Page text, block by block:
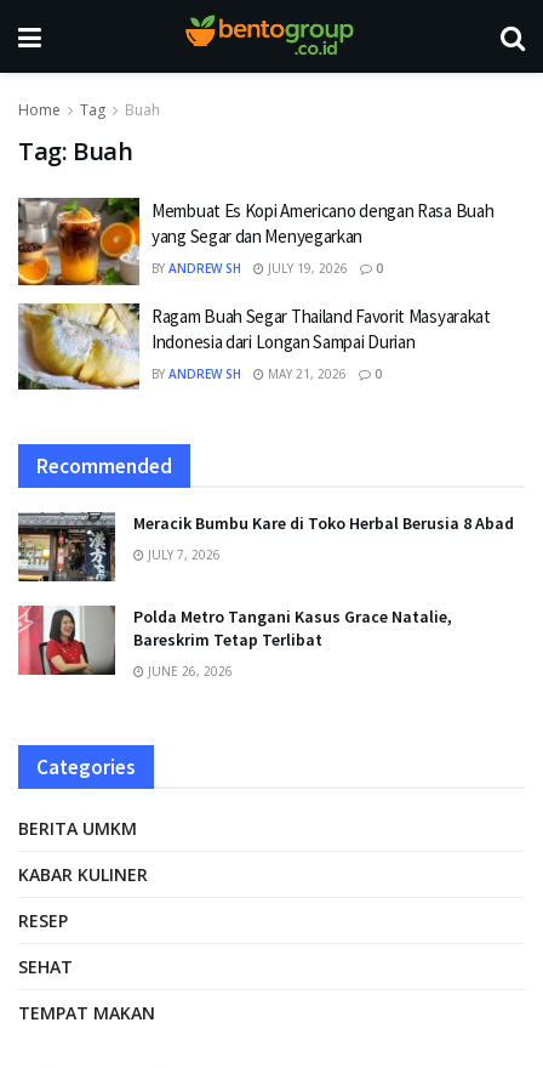
Home Tag Buah
Tag: Buah
Membuat Es Kopi Americano dengan Rasa Buah
yang Segar dan Menyegarkan
BY ANDREW SH JULY 19, 2026 0
Ragam Buah Segar Thailand Favorit Masyarakat
Indonesia dari Longan Sampai Durian
BY ANDREW SH MAY 21, 2026 0
Recommended
Meracik Bumbu Kare di Toko Herbal Berusia 8 Abad
JULY 7, 2026
Polda Metro Tangani Kasus Grace Natalie,
Bareskrim Tetap Terlibat
JUNE 26, 2026
Categories
BERITA UMKM
KABAR KULINER
RESEP
SEHAT
TEMPAT MAKAN